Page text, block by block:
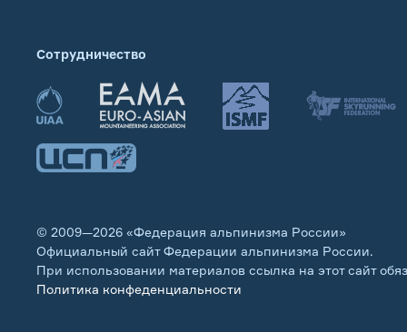
Сотрудничество
© 2009—2026 «Федерация альпинизма России»
Официальный сайт Федерации альпинизма России.
При использовании материалов ссылка на этот сайт
Политика конфеденциальности